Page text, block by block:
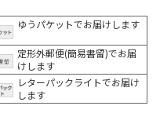
ゆうパケットでお届けします
定形外郵便(簡易書留)でお届
けします
レターパックライトでお届け
します